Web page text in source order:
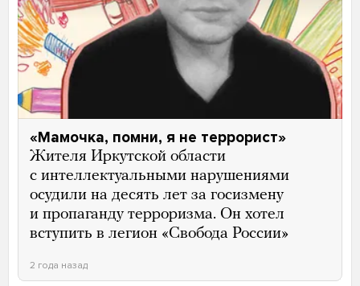
«Мамочка, помни, я не террорист»
Жителя Иркутской области
с интеллектуальными нарушениями
осудили на десять лет за госизмену
и пропаганду терроризма. Он хотел
вступить в легион «Свобода России»
2 года назад